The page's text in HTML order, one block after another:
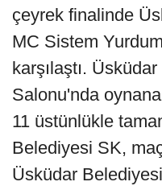
çeyrek finalinde
MC Sistem
karşılaştı.
Salonu'nda
11 üstünlükle
Belediyesi SK,
Üsküdar